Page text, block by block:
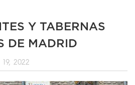
Y TABERNAS
DE MADRID
2022